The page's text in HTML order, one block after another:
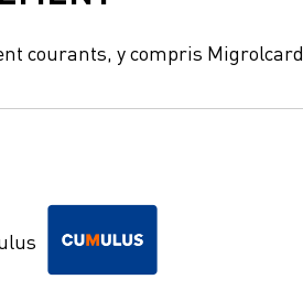
courants, y compris Migrolcard